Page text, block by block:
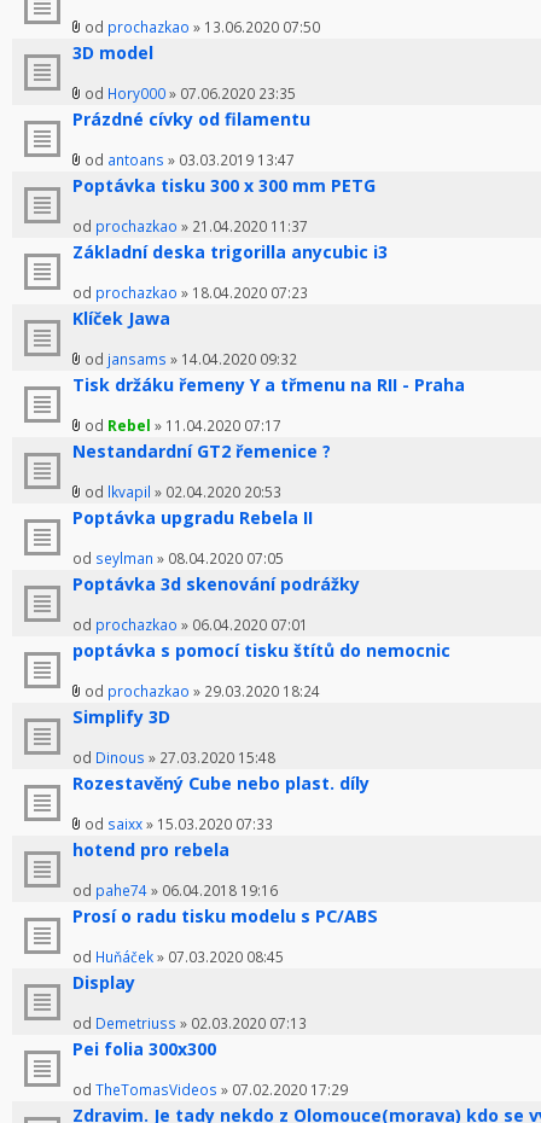
od prochazkao » 13.06.2020 07:50
3D model
od Hory000» 07.06.2020 23:35
Prázdné cívky od filamentu
od antoans » 03.03.2019 13:47
Poptávka tisku 300 x 300 mm PETG
od prochazkao » 21.04.2020 11:37
Základní deska trigorilla anycubic i3
od prochazkao » 18.04.2020 07:23
Klíček Jawa
od jansams » 14.04.2020 09:32
Tisk držáku řemeny Y a třmenu na RII - Praha
od Rebel » 11.04.2020 07:17
Nestandardní GT2 řemenice ?
od lkvapil » 02.04.2020 20:53
Poptávka upgradu Rebela II
od seylman » 08.04.2020 07:05
Poptávka 3d skenování podrážky
od prochazkao » 06.04.2020 07:01
poptávka s pomocí tisku štítů do nemocnic
od prochazkao » 29.03.2020 18:24
Simplify 3D
od Dinous » 27.03.2020 15:48
Rozestavěný Cube nebo plast. díly
od saixx» 15.03.2020 07:33
hotend pro rebela
od pahe74» 06.04.2018 19:16
Prosí o radu tisku modelu s PC/ABS
od Huňáček» 07.03.2020 08:45
Display
od Demetriuss » 02.03.2020 07:13
Pei folia 300x300
od TheTomasVideos » 07.02.2020 17:29
Zdravim. Je tady nekdo z Olomouce(morava) kdo se